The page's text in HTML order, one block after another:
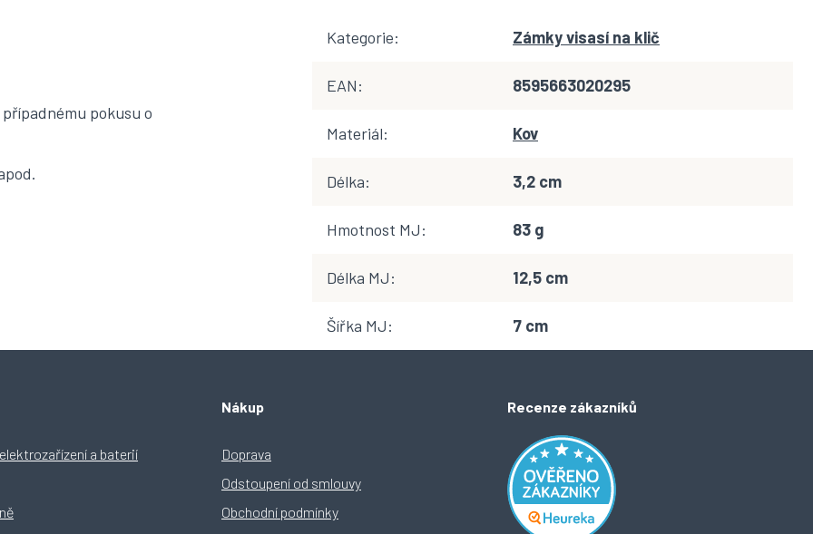
pokusu o
Kategorie: Zámky visasí na klič
EAN: 8595663020295
Materiál: Kov
Délka: 3,2 cm
Hmotnost MJ: 83 g
Délka MJ: 12,5 cm
Šířka MJ: 7 cm
a baterií
Nákup
Doprava
Odstoupení od smlouvy
Obchodní podmínky
Recenze zákazníků